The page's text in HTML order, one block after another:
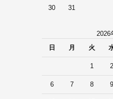
30 31
2026
日
月 火
1 2
6 7 8 9